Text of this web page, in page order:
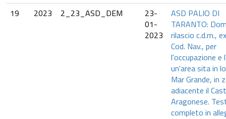
19
2023 2_23_ASD_DEM
23-
01-
2023
ASD PALIO DI
TARANTO:
rilascio c.d.m.,
Cod. Nav., per
l'occupazione e
un'area sita in
Mar Grande, in
adiacente il
Aragonese.
completo in